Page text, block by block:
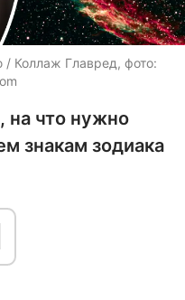
Коллаж Главред, фото:
на что нужно
знакам зодиака